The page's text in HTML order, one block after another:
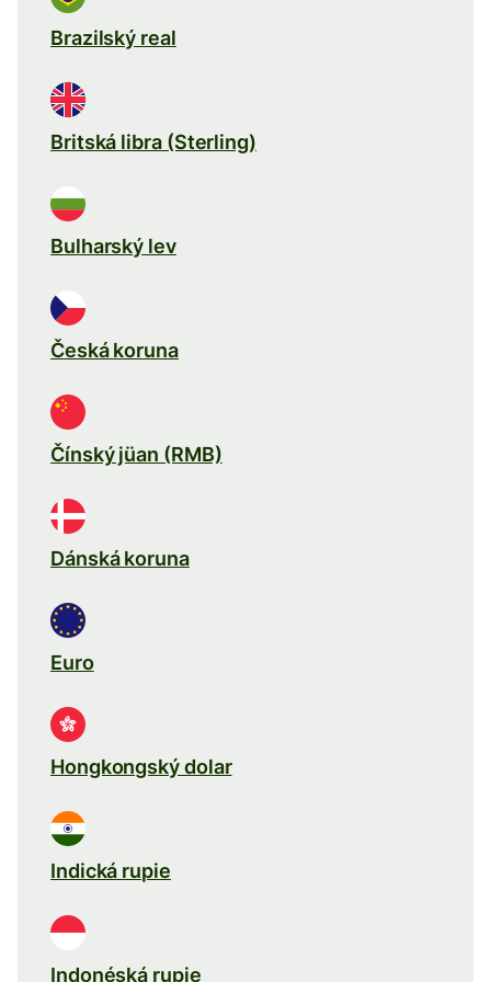
Brazilský real
Britská libra (Sterling)
Bulharský lev
Česká koruna
Čínský jüan (RMB)
Dánská koruna
Euro
Hongkongský dolar
Indická rupie
Indonéská rupie